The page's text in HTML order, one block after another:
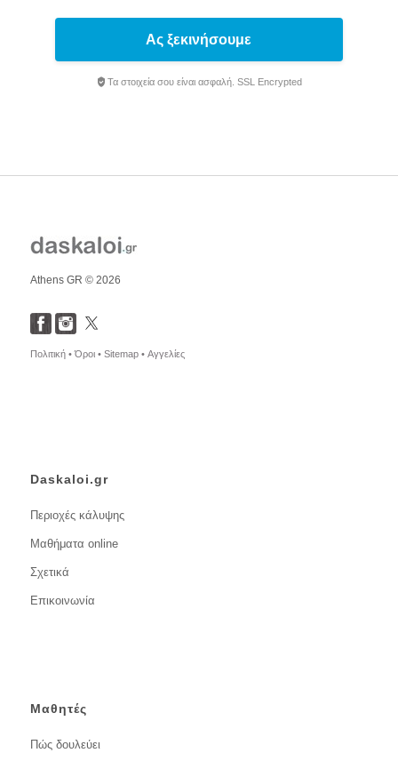
Ας ξεκινήσουμε
Τα στοιχεία σου είναι ασφαλή. SSL Encrypted
Athens GR © 2026
Πολιτική •Όροι • Sitemap • Αγγελίες
Daskaloi.gr
Περιοχές κάλυψης
Μαθήματα online
Σχετικά
Επικοινωνία
Μαθητές
Πώς δουλεύει